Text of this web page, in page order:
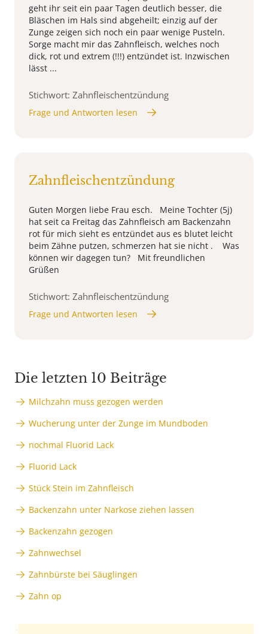
geht ihr seit ein paar Tagen deutlich besser, die
Bläschen im Hals sind abgeheilt; einzig auf der
Zunge zeigen sich noch ein paar wenige Pusteln.
Sorge macht mir das Zahnfleisch, welches noch
dick, rot und extrem (!!!) entzündet ist. Inzwischen
lässt ...
Stichwort: Zahnfleischentzündung
Frage und Antworten lesen
Zahnfleischentzündung
Guten Morgen liebe Frau esch. Meine Tochter (5j)
hat seit ca Freitag das Zahnfleisch am Backenzahn
rot für mich sieht es entzündet aus es blutet leicht
beim Zähne putzen, schmerzen hat sie nicht . Was
können wir dagegen tun? Mit freundlichen
Grüßen
Stichwort: Zahnfleischentzündung
Frage und Antworten lesen
Die letzten 10 Beiträge
Milchzahn muss gezogen werden
Wucherung unter der Zunge im Mundboden
nochmal Fluorid Lack
Fluorid Lack
Stück Stein im Zahnfleisch
Backenzahn unter Narkose ziehen lassen
Backenzahn gezogen
Zahnwechsel
Zahnbürste bei Säuglingen
Zahn op